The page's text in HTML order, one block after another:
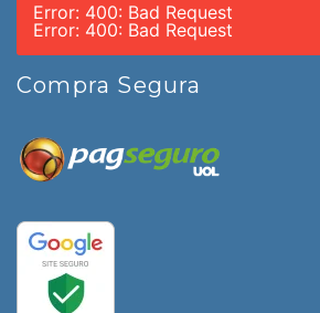
Error: 400: Bad Request
Error: 400: Bad Request
Compra Segura